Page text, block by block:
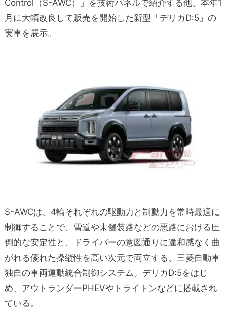
Control（S-AWC）」を技術パネルで紹介する他、本年1
月に大幅改良して販売を開始した新型「デリカD:5」の
実車を展示。
S-AWCは、4輪それぞれの駆動力と制動力を常時最適に
制御することで、雪道や未舗装路などの悪路における圧
倒的な安定性と、ドライバーの意図通りに違和感なく曲
がれる優れた操縦性を高い次元で両立する、三菱自動車
独自の車両運動統合制御システム。デリカD:5をはじ
め、アウトランダーPHEVやトライトンなどに搭載され
ている。